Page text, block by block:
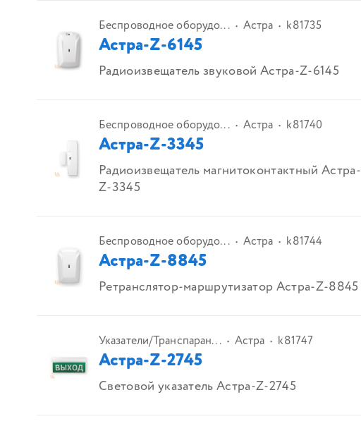
Беспроводное оборудо... Астра k81735
Астра-Z-6145
Радиоизвещатель звуковой Астра-Z-6145
Беспроводное оборудо... Астра k81740
Астра-Z-3345
Радиоизвещатель магнитоконтактный Астра-
Z-3345
Беспроводное оборудо... Астра k81744
Астра-Z-8845
Ретранслятор-маршрутизатор Астра-Z-8845
Указатели/Транспаран... Астра k81747
Астра-Z-2745
Световой указатель Астра-Z-2745